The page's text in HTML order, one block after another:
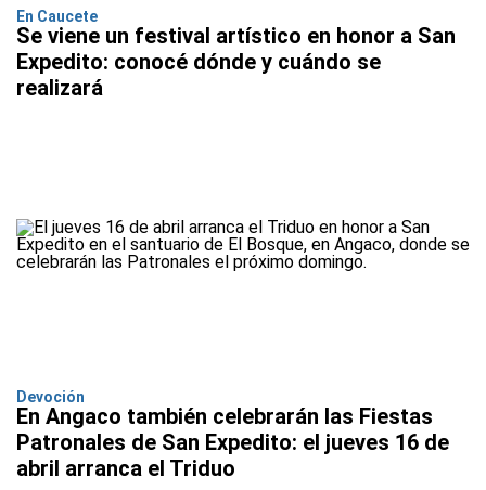
En Caucete
Se viene un festival artístico en honor a San
Expedito: conocé dónde y cuándo se
realizará
Devoción
En Angaco también celebrarán las Fiestas
Patronales de San Expedito: el jueves 16 de
abril arranca el Triduo